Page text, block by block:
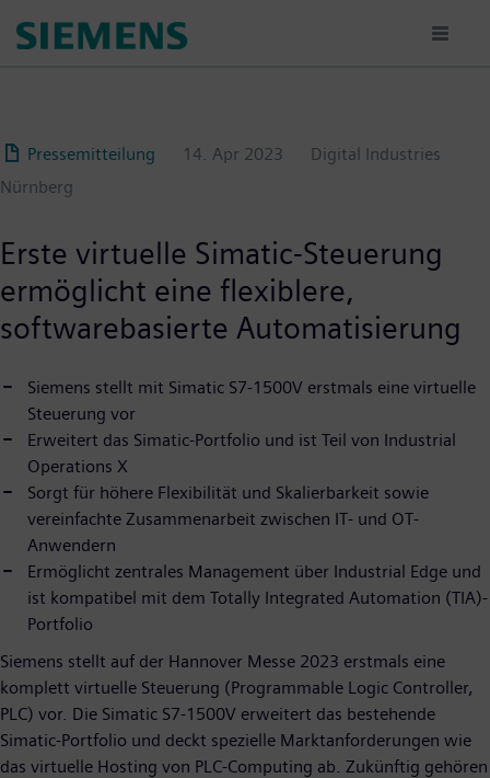
para
Pressemitteilung
14. Apr 2023
Digital Industries
Nürnberg
Erste virtuelle Simatic-Steuerung
ermöglicht eine flexiblere,
softwarebasierte Automatisierung
Siemens stellt mit Simatic S7-1500V erstmals eine virtuelle
Steuerung vor
Erweitert das Simatic-Portfolio und ist Teil von Industrial
Operations X
Sorgt für höhere Flexibilität und Skalierbarkeit sowie
vereinfachte Zusammenarbeit zwischen IT- und OT-
Anwendern
Ermöglicht zentrales Management über Industrial Edge und
ist kompatibel mit dem Totally Integrated Automation (TIA)-
Portfolio
Siemens stellt auf der Hannover Messe 2023 erstmals eine
komplett virtuelle Steuerung (Programmable Logic Controller,
PLC) vor. Die Simatic S7-1500V erweitert das bestehende
Simatic-Portfolio und deckt spezielle Marktanforderungen wie
das virtuelle Hosting von PLC-Computing ab. Zukünftig gehören